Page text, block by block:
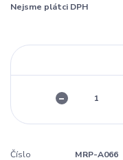
Nejsme plátci DPH
Číslo
MRP-A066